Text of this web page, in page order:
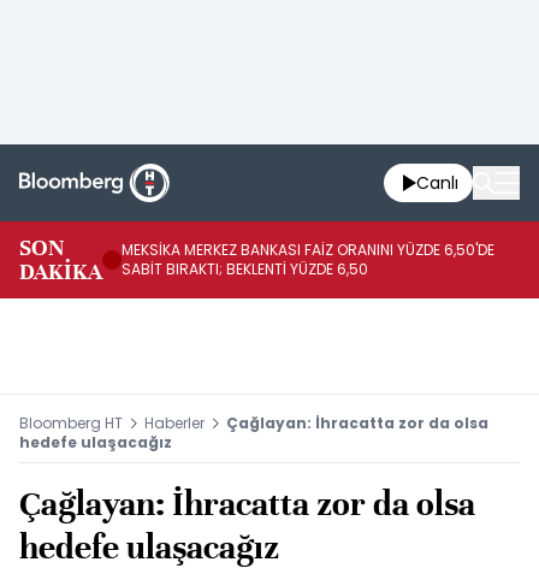
Canlı
SON
DAKİKA
MEKSİKA MERKEZ BANKASI FAİZ ORANINI YÜZDE 6,50'DE
SABİT BIRAKTI; BEKLENTİ YÜZDE 6,50
Bloomberg HT Haberler
Çağlayan: İhracatta zor da olsa
hedefe ulaşacağız
Çağlayan: İhracatta zor da olsa
hedefe ulaşacağız